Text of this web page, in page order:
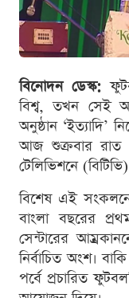
বিনোদন ডেস্ক:
বিশ্ব, তখন সেই
অনুষ্ঠান ‘ইত্যাদি’
আজ শুক্রবার রাত
টেলিভিশনে
বিশেষ এই
বাংলা বছরের
সেন্টারের
নির্বাচিত অংশ।
পর্বে প্রচারিত